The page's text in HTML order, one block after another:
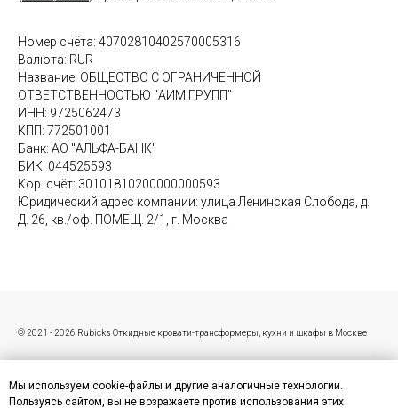
Номер счёта: 40702810402570005316
Валюта: RUR
Название: ОБЩЕСТВО С ОГРАНИЧЕННОЙ
ОТВЕТСТВЕННОСТЬЮ "АИМ ГРУПП"
ИНН: 9725062473
КПП: 772501001
Банк: АО "АЛЬФА-БАНК"
БИК: 044525593
Кор. счёт: 30101810200000000593
Юридический адрес компании: улица Ленинская Слобода, д.
Д. 26, кв./оф. ПОМЕЩ. 2/1, г. Москва
© 2021 - 2026 Rubicks Откидные кровати-трансформеры, кухни и шкафы в Москве
Пользовательское соглашение
Мы используем cookie-файлы и другие аналогичные технологии.
Пользуясь сайтом, вы не возражаете против использования этих